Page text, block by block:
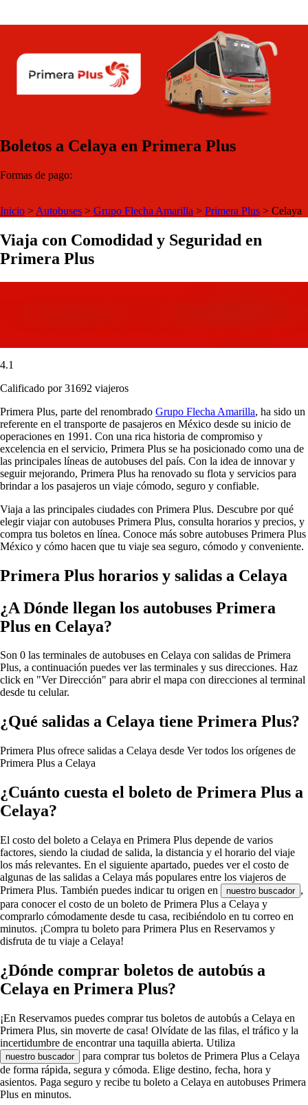
Boletos a Celaya en Primera Plus
Formas de pago:
Inicio > Autobuses > Grupo Flecha Amarilla > Primera Plus > Celaya
Viaja con Comodidad y Seguridad en
Primera Plus
4.1
Calificado por 31692 viajeros
Primera Plus, parte del renombrado Grupo Flecha Amarilla, ha sido un
referente en el transporte de pasajeros en México desde su inicio de
operaciones en 1991. Con una rica historia de compromiso y
excelencia en el servicio, Primera Plus se ha posicionado como una de
las principales líneas de autobuses del país. Con la idea de innovar y
seguir mejorando, Primera Plus ha renovado su flota y servicios para
brindar a los pasajeros un viaje cómodo, seguro y confiable.
Viaja a las principales ciudades con Primera Plus. Descubre por qué
elegir viajar con autobuses Primera Plus, consulta horarios y precios, y
compra tus boletos en línea. Conoce más sobre autobuses Primera Plus
México y cómo hacen que tu viaje sea seguro, cómodo y conveniente.
Primera Plus horarios y salidas a Celaya
¿A Dónde llegan los autobuses Primera
Plus en Celaya?
Son 0 las terminales de autobuses en Celaya con salidas de Primera
Plus, a continuación puedes ver las terminales y sus direcciones. Haz
click en "Ver Dirección" para abrir el mapa con direcciones al terminal
desde tu celular.
¿Qué salidas a Celaya tiene Primera Plus?
Primera Plus ofrece salidas a Celaya desde Ver todos los orígenes de
Primera Plus a Celaya
¿Cuánto cuesta el boleto de Primera Plus a
Celaya?
El costo del boleto a Celaya en Primera Plus depende de varios
factores, siendo la ciudad de salida, la distancia y el horario del viaje
los más relevantes. En el siguiente apartado, puedes ver el costo de
algunas de las salidas a Celaya más populares entre los viajeros de
Primera Plus. También puedes indicar tu origen en
nuestro buscador ,
para conocer el costo de un boleto de Primera Plus a Celaya y
comprarlo cómodamente desde tu casa, recibiéndolo en tu correo en
minutos. ¡Compra tu boleto para Primera Plus en Reservamos y
disfruta de tu viaje a Celaya!
¿Dónde comprar boletos de autobús a
Celaya en Primera Plus?
¡En Reservamos puedes comprar tus boletos de autobús a Celaya en
Primera Plus, sin moverte de casa! Olvídate de las filas, el tráfico y la
incertidumbre de encontrar una taquilla abierta. Utiliza
nuestro buscador
para comprar tus boletos de Primera Plus a Celaya
de forma rápida, segura y cómoda. Elige destino, fecha, hora y
asientos. Paga seguro y recibe tu boleto a Celaya en autobuses Primera
Plus en minutos.